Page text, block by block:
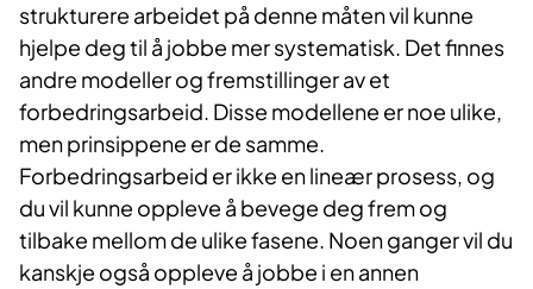
strukturere arbeidet på denne måten vil kunne
hjelpe deg til å jobbe mer systematisk. Det finnes
andre modeller og fremstillinger av et
forbedringsarbeid. Disse modellene er noe ulike,
men prinsippene er de samme.
Forbedringsarbeid er ikke en lineær prosess, og
du vil kunne oppleve å bevege deg frem og
tilbake mellom de ulike fasene. Noen ganger vil du
kanskje også oppleve å jobbe i en annen